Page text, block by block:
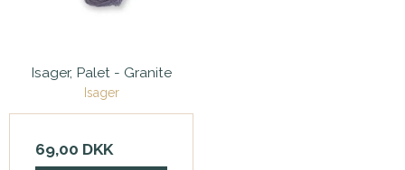
Isager, Palet - Granite
Isager
69,00 DKK